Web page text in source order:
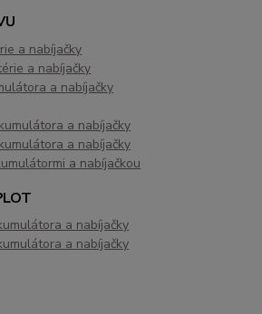
a nabíjačky
a nabíjačky
a nabíjačky
a nabíjačky
a nabíjačky
a nabíjačkou
a nabíjačky
a nabíjačky